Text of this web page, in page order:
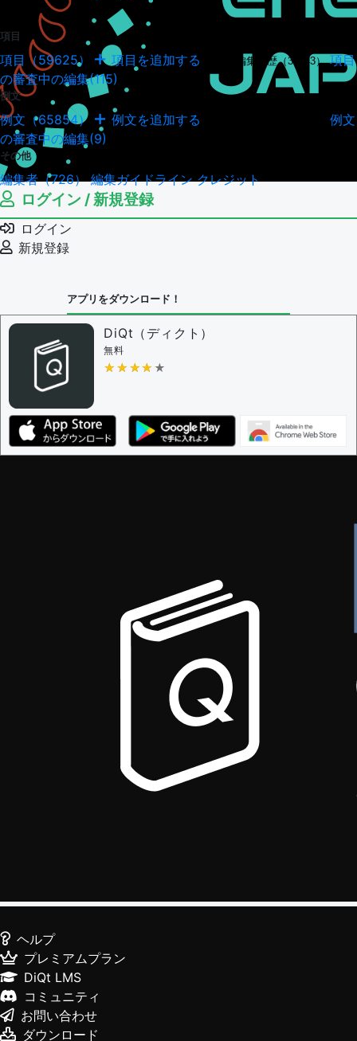
項目
項目（59625） 項目を追加する 項目の編集履歴（34943） 項目
の審査中の編集(115)
例文
例文（65854） 例文を追加する
例文
の審査中の編集(9)
その他
編集者（726）編集ガイドラインクレジット
ログイン / 新規登録
ログイン
新規登録
アプリをダウンロード！
DiQt（ディクト）
無料
★★★★★
★★★★★
ヘルプ
プレミアムプラン
DiQt LMS
コミュニティ
お問い合わせ
ダウンロード